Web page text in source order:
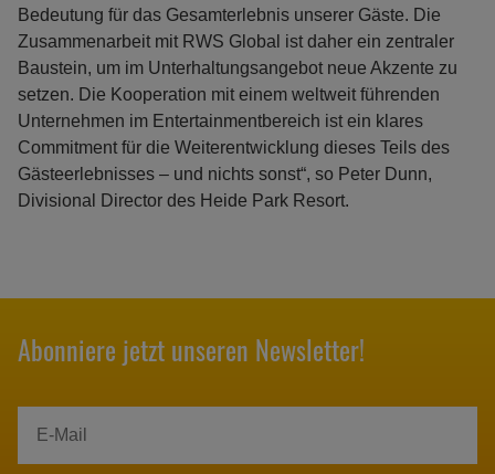
Bedeutung für das Gesamterlebnis unserer Gäste. Die
Zusammenarbeit mit RWS Global ist daher ein zentraler
Baustein, um im Unterhaltungsangebot neue Akzente zu
setzen. Die Kooperation mit einem weltweit führenden
Unternehmen im Entertainmentbereich ist ein klares
Commitment für die Weiterentwicklung dieses Teils des
Gästeerlebnisses – und nichts sonst“, so Peter Dunn,
Divisional Director des Heide Park Resort.
Abonniere jetzt unseren Newsletter!